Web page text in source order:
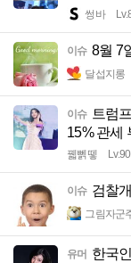
썽바
이슈 8월 7
달섭지롱
이슈
트럼
15% 관세
꿻뻵뗗 Lv.90
이슈 검찰
그림자군
유머 한국